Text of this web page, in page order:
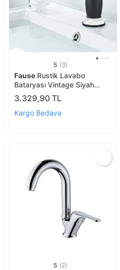
5 (3)
Fause Rustik Lavabo
Bataryası Vintage Siyah
Klb100-b
3.329,90 TL
Kargo Bedava
5 (2)